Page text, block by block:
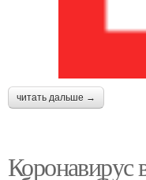
читать дальше →
Коронавирус